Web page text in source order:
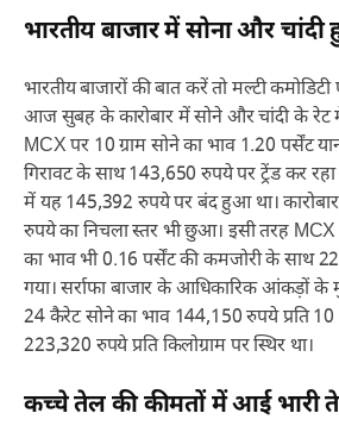
भारतीय बाजार में सोना और चांदी
भारतीय बाजारों की बात करें तो मल्टी
आज सुबह के कारोबार में सोने और चांदी के रेट
MCX पर 10 ग्राम सोने का भाव 1.20 पर्सेंट
गिरावट के साथ 143,650 रुपये पर ट्रेंड कर
में यह 145,392 रुपये पर बंद हुआ था।
रुपये का निचला स्तर भी छुआ। इसी तरह MCX
का भाव भी 0.16 पर्सेंट की कमजोरी के साथ
गया। सर्राफा बाजार के आधिकारिक आंकड़ों
24 कैरेट सोने का भाव 144,150 रुपये प्रति
223,320 रुपये प्रति किलोग्राम पर स्थिर था।
कच्चे तेल की कीमतों में आई भारी